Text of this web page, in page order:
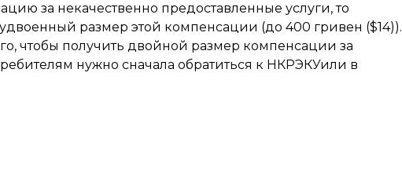
за некачественно предоставленные услуги, то
размер этой компенсации (до 400 гривен ($14)).
чтобы получить двойной размер компенсации за
нужно сначала обратиться к НКРЭКУили в